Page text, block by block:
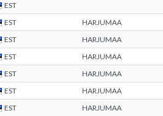
EST
EST HARJUMAA
EST HARJUMAA
EST HARJUMAA
EST HARJUMAA
EST HARJUMAA
EST HARJUMAA